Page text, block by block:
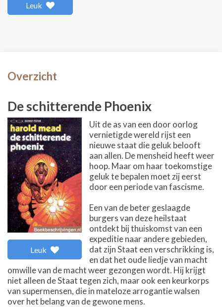
Leuk
Overzicht
De schitterende Phoenix
Leuk
Uit de as van een door oorlog
vernietigde wereld rijst een
nieuwe staat die geluk belooft
aan allen. De mensheid heeft weer
hoop. Maar om haar toekomstige
geluk te bepalen moet zij eerst
door een periode van fascisme.
Een van de beter geslaagde
burgers van deze heilstaat
ontdekt bij thuiskomst van een
expeditie naar andere gebieden,
dat zijn Staat een verschrikking is,
en dat het oude liedje van macht
omwille van de macht weer gezongen wordt. Hij krijgt
niet alleen de Staat tegen zich, maar ook een keurkorps
van supermensen, die in mateloze arrogantie walsen
over het belang van de gewone mens.